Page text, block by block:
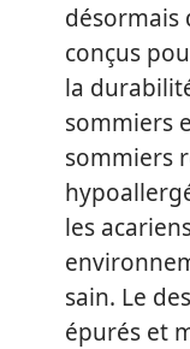
désormais
conçus
la
sommiers
sommiers
les
sain. Le
épurés et